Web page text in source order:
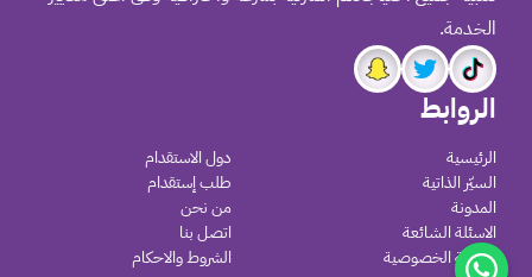
الخدمة.
الروابط
الرئيسية
دول الاستقدام
السيّر الذاتية
طلب إستقدام
المدونة
من نحن
الاسئلة الشائعة
اتصل بنا
سياسة الخصوصية
الشروط والاحكام